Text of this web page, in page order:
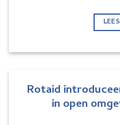
Rotaid
in open